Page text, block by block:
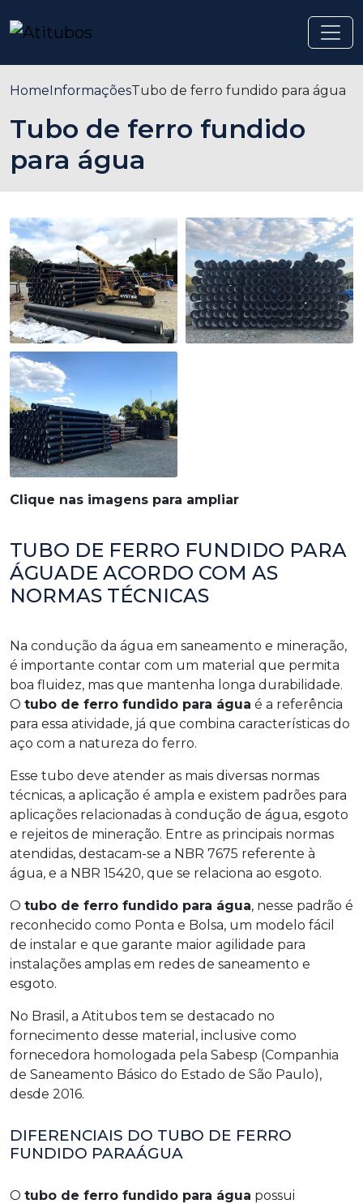
HomeInformaçõesTubo de ferro fundido para água
Tubo de ferro fundido
para água
Clique nas imagens para ampliar
TUBO DE FERRO FUNDIDO PARA
ÁGUADE ACORDO COM AS
NORMAS TÉCNICAS
Na condução da água em saneamento e mineração,
é importante contar com um material que permita
boa fluidez, mas que mantenha longa durabilidade.
O tubo de ferro fundido para água é a referência
para essa atividade, já que combina características do
aço com a natureza do ferro.
Esse tubo deve atender as mais diversas normas
técnicas, a aplicação é ampla e existem padrões para
aplicações relacionadas à condução de água, esgoto
e rejeitos de mineração. Entre as principais normas
atendidas, destacam-se a NBR 7675 referente à
água, e a NBR 15420, que se relaciona ao esgoto.
O tubo de ferro fundido para água, nesse padrão é
reconhecido como Ponta e Bolsa, um modelo fácil
de instalar e que garante maior agilidade para
instalações amplas em redes de saneamento e
esgoto.
No Brasil, a Atitubos tem se destacado no
fornecimento desse material, inclusive como
fornecedora homologada pela Sabesp (Companhia
de Saneamento Básico do Estado de São Paulo),
desde 2016.
DIFERENCIAIS DO TUBO DE FERRO
FUNDIDO PARAÁGUA
O tubo de ferro fundido para água possui